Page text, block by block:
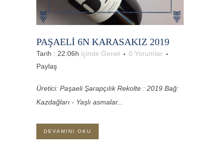
PAŞAELI 6N KARASAKIZ 2019
Tarih : 22:06h içinde Genel
0 Yorumlar
Paylaş
Üretici: Paşaeli Şarapçılık Rekolte : 2019 Bağ:
Kazdağları - Yaşlı asmalar...
DEVAMINI OKU